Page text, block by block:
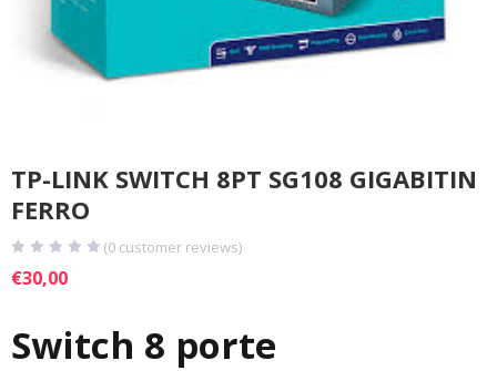
TP-LINK SWITCH 8PT SG108 GIGABITIN
FERRO
(0 customer reviews)
€30,00
Switch 8 porte